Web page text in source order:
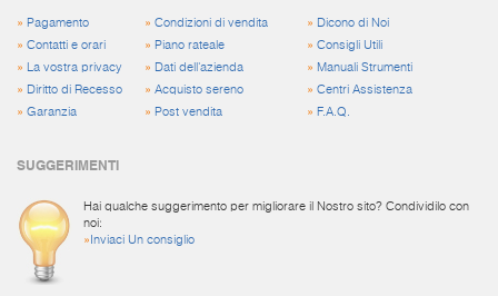
» Pagamento
» Contatti e orari
» La vostra privacy
» Diritto di Recesso
» Garanzia
» Condizioni di vendita
» Piano rateale
» Dati dell'azienda
» Acquisto sereno
» Post vendita
» Dicono di Noi
»Consigli Utili
» Manuali Strumenti
»Centri Assistenza
» F.A.Q.
SUGGERIMENTI
Hai qualche suggerimento per migliorare il Nostro sito? Condividilo con
noi:
» Inviaci Un consiglio